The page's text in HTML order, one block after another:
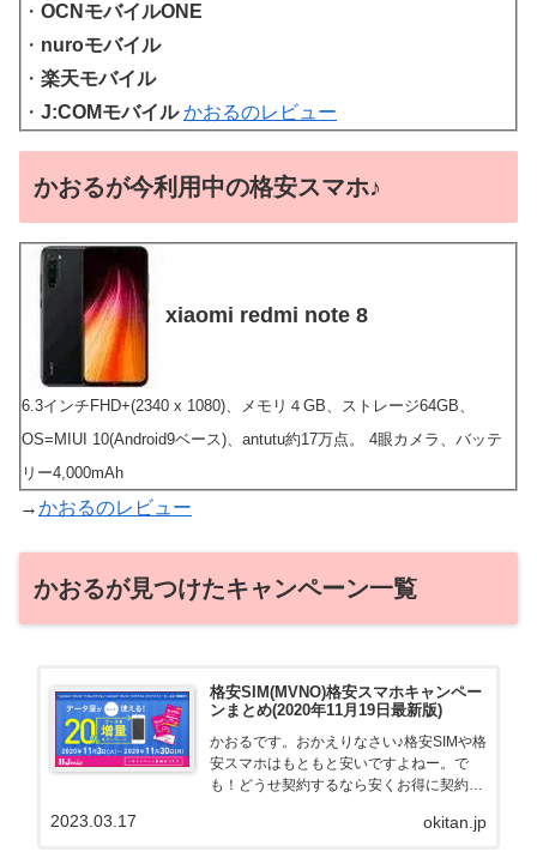
・ OCNモバイルONE
・ nuroモバイル
・ 楽天モバイル
・ J:COMモバイル かおるのレビュー
かおるが今利用中の格安スマホ♪
xiaomi redmi note 8
6.3インチFHD+(2340 x 1080)、メモリ４GB、ストレージ64GB、
OS=MIUI 10(Android9ベース)、antutu約17万点。 4眼カメラ、バッテ
リー4,000mAh
→かおるのレビュー
かおるが見つけたキャンペーン一覧
格安SIM(MVNO)格安スマホキャンペー
ンまとめ(2020年11月19日最新版)
かおるです。おかえりなさい♪格安SIMや格
安スマホはもともと安いですよねー。で
も！どうせ契約するなら安くお得に契約し
る自身も、そういう案件を常に狙ってます
okitan.jp
2023.03.17